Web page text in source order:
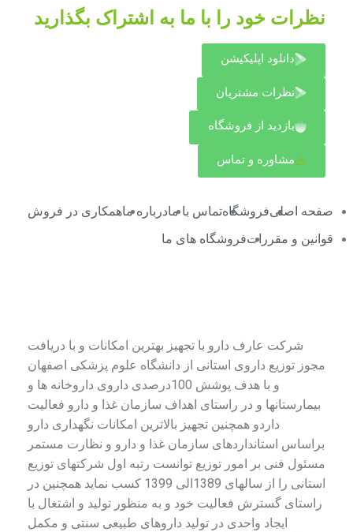
نظرات خود را با ما به اشتراک بگذارید
دانلود اپلیکیشن
نظرات مشتریان
بازدید از فروشگاه
مشاوره و تماس
صفحه اصلیفروشگاهتماس با مادرباره ماهمکاری در فروش
قوانین و مقرراتفروشگاه های ما
شرکت عارف دارو با تجهیز بهترین امکانات و با دریافت
مجوز توزیع داروی استانی از دانشگاه علوم پزشکی اصفهان
و با هدف پوشش 100درصدی داروی داروخانه ها و
بیمارستانها و در راستای اهداف سازمان غذا و دارو فعالیت
داردو همچنین تجهیز بالاترین امکانات نگهداری دارو
براساس استانداردهای سازمان غذا و دارو و نظارت مستمر
مسئول فنی بر امور توزیع توانست رتبه اول شرکتهای توزیع
استانی را از سالهای 1389الی 1399 کسب نماید همچنین در
راستای گسترش فعالیت خود و به منظور تولید و اشتغال با
ایجاد واحدی در تولید داروهای طبیعی سنتی و مکمل